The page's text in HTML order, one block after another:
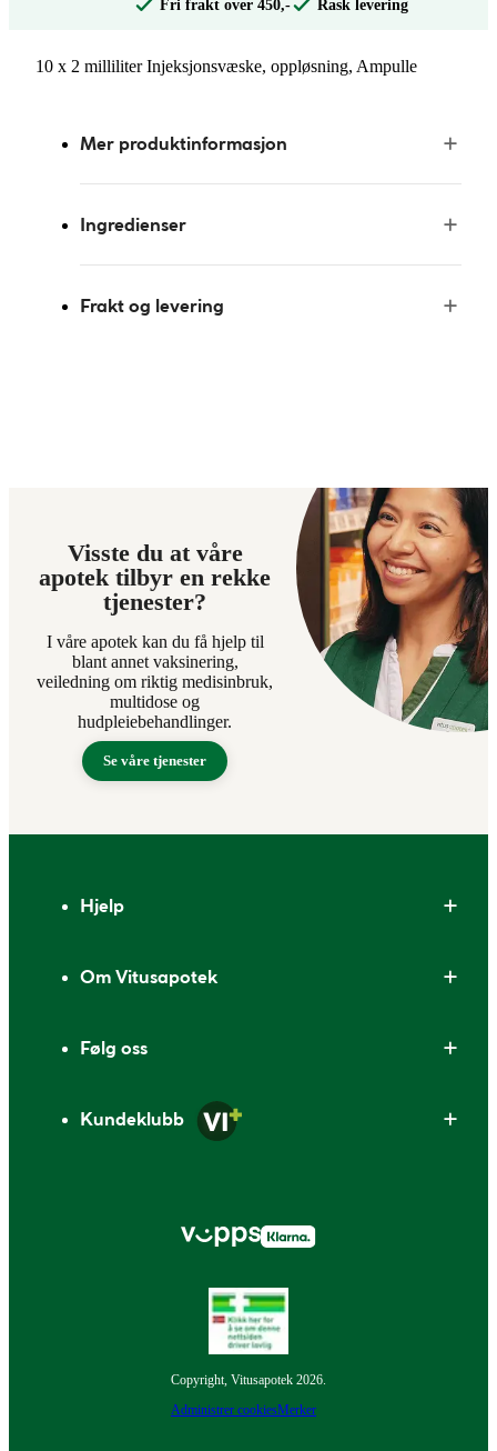
Fri frakt over 450,- Rask levering
10 x 2 milliliter Injeksjonsvæske, oppløsning, Ampulle
Mer produktinformasjon
Ingredienser
Frakt og levering
Visste du at våre
apotek tilbyr en rekke
tjenester?
I våre apotek kan du få hjelp til
blant annet vaksinering,
veiledning om riktig medisinbruk,
multidose og
hudpleiebehandlinger.
Se våre tjenester
Hjelp
Om Vitusapotek
Følg oss
Kundeklubb
Copyright, Vitusapotek 2026.
Administrer cookiesMerker